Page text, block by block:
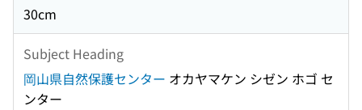
30cm
Subject Heading
岡山県自然保護センター オカヤマケン シゼン ホゴ セ
ンター